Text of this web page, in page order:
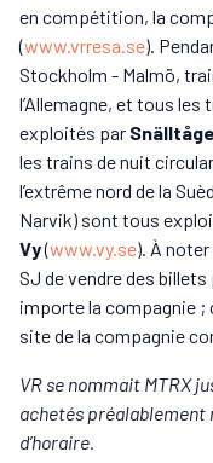
en compétition, la
(www.vrresa.se).
Stockholm - Malmö,
l’Allemagne, et tous les
exploités par
les trains de nuit
l’extrême nord de la
Narvik) sont tous
Vy(www.vy.se). À
SJ de vendre des
importe la compagnie ;
site de la compagnie
VR se nommait MTRX
achetés préalablement
d’horaire.